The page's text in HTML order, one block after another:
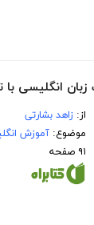
انگلیسی
از:زاهد بشارتی
موضوع:آموزش
۹۱ صفحه